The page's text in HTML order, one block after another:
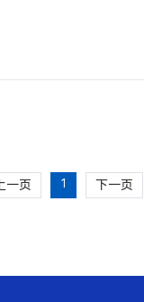
上一页 1 下一页